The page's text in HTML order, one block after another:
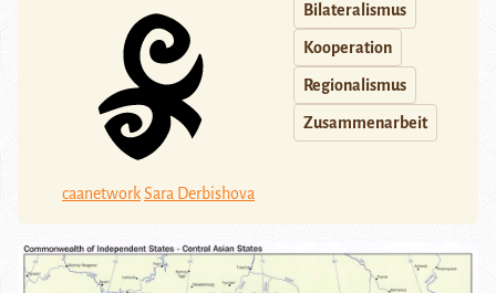
caanetworkSara Derbishova
Bilateralismus
Kooperation
Regionalismus
Zusammenarbeit